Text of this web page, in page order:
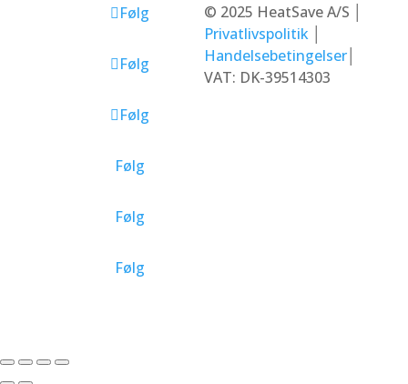
Følg
Følg
Følg
Følg
Følg
Følg
© 2025 HeatSave A/S
Privatlivspolitik│
Handelsebetingelser│
VAT: DK-39514303